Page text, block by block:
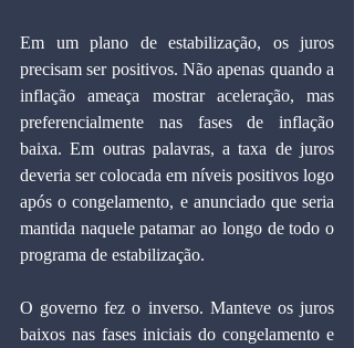
Em um plano de estabilização, os juros
precisam ser positivos. Não apenas quando a
inflação ameaça mostrar aceleração, mas
preferencialmente nas fases de inflação
baixa. Em outras palavras, a taxa de juros
deveria ser colocada em níveis positivos logo
após o congelamento, e anunciado que seria
mantida naquele patamar ao longo de todo o
programa de estabilização.
O governo fez o inverso. Manteve os juros
baixos nas fases iniciais do congelamento e